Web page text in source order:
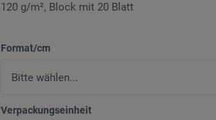
120 g/m², Block mit 20 Blatt
Format/cm
Verpackungseinheit